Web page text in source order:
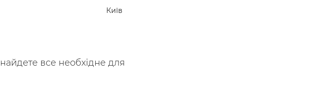
Київ
все необхідне для